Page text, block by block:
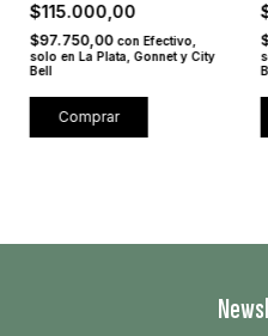
$115.000,00
$97.750,00 con Efectivo,
solo en La Plata, Gonnet y City
Bell
Comprar